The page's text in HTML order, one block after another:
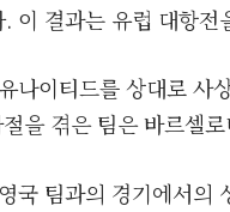
이 결과는 유럽 대항
나이티드를 상대로 사
을 겪은 팀은 바르셀
국 팀과의 경기에서의